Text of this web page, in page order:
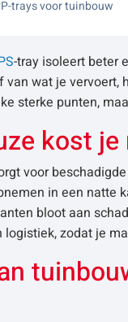
trays voor tuinbouw
-tray isoleert beter
wat je
sterke punten,
kost
voor
in een
bloot aan
zodat je